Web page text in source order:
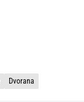
Dvorana